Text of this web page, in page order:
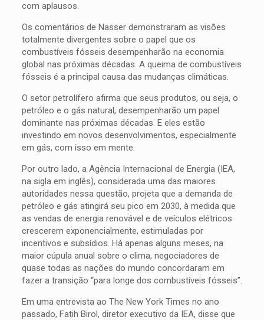
com aplausos.
Os comentários de Nasser demonstraram as visões
totalmente divergentes sobre o papel que os
combustíveis fósseis desempenharão na economia
global nas próximas décadas. A queima de combustíveis
fósseis é a principal causa das mudanças climáticas.
O setor petrolífero afirma que seus produtos, ou seja, o
petróleo e o gás natural, desempenharão um papel
dominante nas próximas décadas. E eles estão
investindo em novos desenvolvimentos, especialmente
em gás, com isso em mente.
Por outro lado, a Agência Internacional de Energia (IEA,
na sigla em inglês), considerada uma das maiores
autoridades nessa questão, projeta que a demanda de
petróleo e gás atingirá seu pico em 2030, à medida que
as vendas de energia renovável e de veículos elétricos
crescerem exponencialmente, estimuladas por
incentivos e subsídios. Há apenas alguns meses, na
maior cúpula anual sobre o clima, negociadores de
quase todas as nações do mundo concordaram em
fazer a transição “para longe dos combustíveis fósseis”.
Em uma entrevista ao The New York Times no ano
passado, Fatih Birol, diretor executivo da IEA, disse que